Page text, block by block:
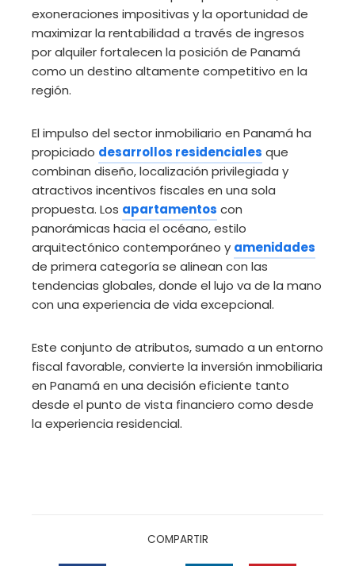
exoneraciones impositivas y la oportunidad de
maximizar la rentabilidad a través de ingresos
por alquiler fortalecen la posición de Panamá
como un destino altamente competitivo en la
región.
El impulso del sector inmobiliario en Panamá ha
propiciado desarrollos residenciales que
combinan diseño, localización privilegiada y
atractivos incentivos fiscales en una sola
propuesta. Los apartamentos con
panorámicas hacia el océano, estilo
arquitectónico contemporáneo y amenidades
de primera categoría se alinean con las
tendencias globales, donde el lujo va de la mano
con una experiencia de vida excepcional.
Este conjunto de atributos, sumado a un entorno
fiscal favorable, convierte la inversión inmobiliaria
en Panamá en una decisión eficiente tanto
desde el punto de vista financiero como desde
la experiencia residencial.
COMPARTIR